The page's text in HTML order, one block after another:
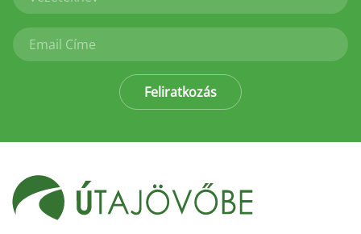
Feliratkozás